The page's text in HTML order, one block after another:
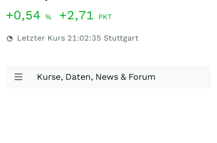
+0,54 % +2,71 PKT
Letzter Kurs 21:02:35 Stuttgart
Kurse, Daten, News & Forum